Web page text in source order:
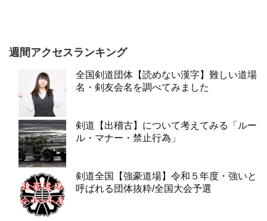
週間アクセスランキング
全国剣道団体【読めない漢字】難しい道場
名・剣友会名を調べてみました
剣道【出稽古】について考えてみる「ルー
ル・マナー・禁止行為」
剣道全国【強豪道場】令和５年度・強いと
呼ばれる団体抜粋/全国大会予選